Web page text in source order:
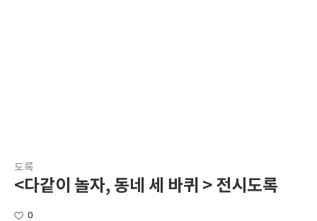
도록
<다같이 놀자, 동네 세 바퀴 > 전시도록
0